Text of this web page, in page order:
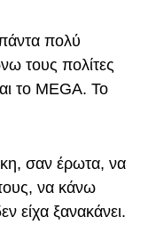
πολύ
τους πολίτες
το MEGA. Το
σαν έρωτα, να
να κάνω
είχα ξανακάνει.